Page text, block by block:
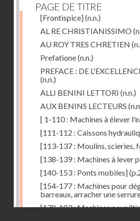
PAGE DE TITRE
[Frontispice](n.n.)
AL RE CHRISTIANISSIMO
AU ROY TRES CHRETIEN
Prefatione(n.n.)
PREFACE : DE
(n.n.)
ALLI BENINI LETTORI (n.n.)
AUX BENINS LECTEURS
[ 1-110 : Machines à élever
[111-112 : Caissons
[113-137 : Moulins, scieries,
[138-139 : Machines à lever
[140-153 : Ponts mobiles]
[154-177 : Machines pour
barreaux, arracher une
[178-183 : Machines pour